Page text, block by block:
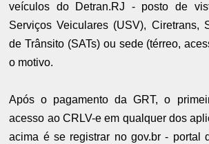
veículos do Detran.RJ - posto de
Serviços Veiculares (USV), Ciretrans,
de Trânsito (SATs) ou sede (térreo,
o motivo.
Após o pagamento da GRT, o
acesso ao CRLV-e em qualquer dos
acima é se registrar no gov.br - portal